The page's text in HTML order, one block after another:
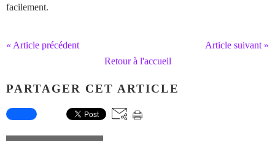
facilement.
« Article précédent
Article suivant »
Retour à l'accueil
PARTAGER CET ARTICLE